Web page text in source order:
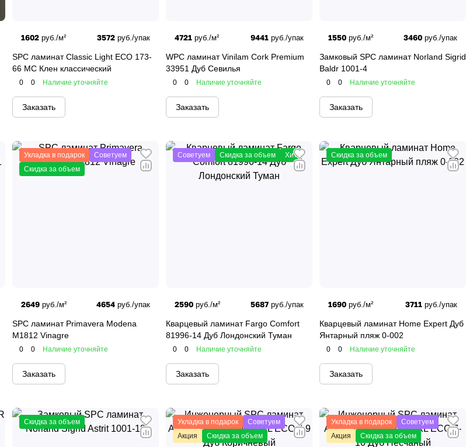
1602 руб./м² 3572 руб./упак
SPC ламинат Classic Light ECO 173-
66 MC Клен классический
0 0 Наличие уточняйте
Заказать
4721 руб./м² 9441 руб./упак
WPC ламинат Vinilam Cork Premium
33951 Дуб Севилья
0 0 Наличие уточняйте
Заказать
1550 руб./м² 3460 руб./упак
Замковый SPC ламинат Norland Sigrid
Baldr 1001-4
0 0 Наличие уточняйте
Заказать
Укладка в подарок
Советуем
Скидка за объем
2649 руб./м² 4654 руб./упак
SPC ламинат Primavera Modena
M1812 Vinagre
0 0 Наличие уточняйте
Заказать
Советуем Скидка за объем Хит
2590 руб./м² 5687 руб./упак
Кварцевый ламинат Fargo Comfort
81996-14 Дуб Лондонский Туман
0 0 Наличие уточняйте
Заказать
Скидка за объем
1690 руб./м² 3711 руб./упак
Кварцевый ламинат Home Expert Дуб
Янтарный пляж 0-002
0 0 Наличие уточняйте
Заказать
Скидка за объем Укладка в подарок
Советуем
Акция
Скидка за объем
Укладка в подарок
Советуем
Акция
Скидка за объем